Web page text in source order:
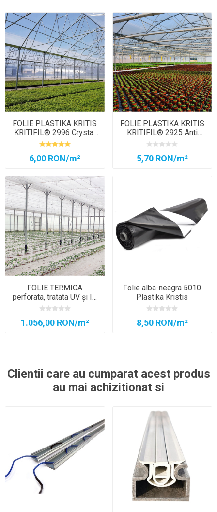
FOLIE PLASTIKA KRITIS
KRITIFIL®️ 2996 Crystal
Clear
6,00 RON/m²
FOLIE PLASTIKA KRITIS
KRITIFIL® 2925 Anti
Picurare
5,70 RON/m²
FOLIE TERMICA
perforata, tratata UV și IR
4202
1.056,00 RON/m²
Folie alba-neagra 5010
Plastika Kristis
8,50 RON/m²
Clientii care au cumparat acest produs
au mai achizitionat si